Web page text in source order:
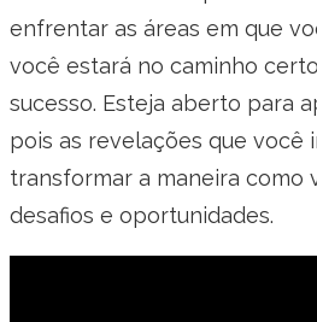
enfrentar as áreas em que
você estará no caminho
sucesso. Esteja aberto para
pois as revelações que você
transformar a maneira como
desafios e oportunidades.